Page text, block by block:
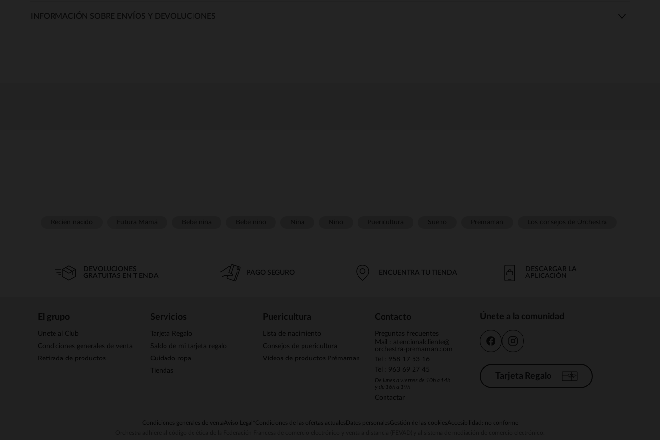
INFORMACIÓN SOBRE ENVÍOS Y DEVOLUCIONES
DEVOLUCIONES
GRATUITAS EN TIENDA
PAGO SEGURO ENCUENTRA TU TIENDA
DESCARGAR LA
APLICACIÓN
El grupo
Únete al Club
Condiciones generales de venta
Retirada de productos
Servicios
Tarjeta Regalo
Saldo de mi tarjeta regalo
Cuidado ropa
Tiendas
Puericultura
Lista de nacimiento
Consejos de puericultura
Vídeos de productos Prémaman
Contacto
Preguntas frecuentes
Mail : atencionalcliente@
orchestra-premaman.com
Tel : 958 17 53 16
Tel : 963 69 27 45
De lunes a viernes de 10h a 14h
y de 16h a 19h
Contactar
Únete a la comunidad
Tarjeta Regalo
Condiciones generales de ventaAviso Legal *Condiciones de las ofertas actuales Datos personalesGestión de las cookiesAccesibilidad: no conforme